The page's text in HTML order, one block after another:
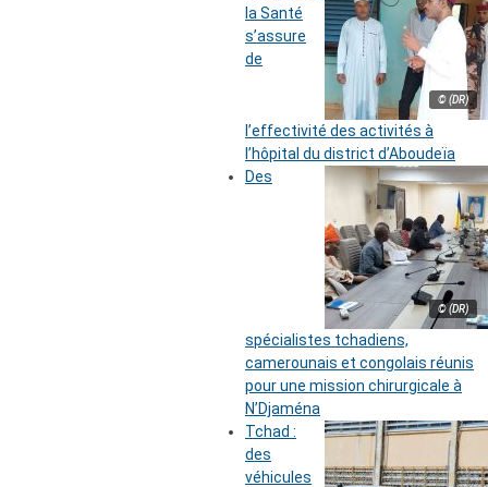
© (DR)
la Santé
s’assure
de
l’effectivité des activités à
l’hôpital du district d’Aboudeïa
© (DR)
Des
spécialistes tchadiens,
camerounais et congolais réunis
pour une mission chirurgicale à
N’Djaména
Tchad :
des
véhicules